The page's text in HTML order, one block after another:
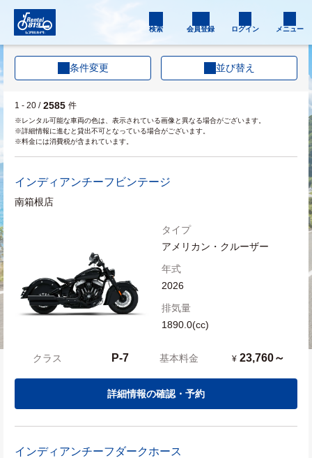
検索 会員登録 ログイン メニュー
条件変更 並び替え
1 - 20 / 2585 件
※レンタル可能な車両の色は、表示されている画像と異なる場合がございます。
※詳細情報に進むと貸出不可となっている場合がございます。
※料金には消費税が含まれています。
インディアンチーフビンテージ
南箱根店
タイプ
アメリカン・クルーザー
年式
2026
排気量
1890.0(cc)
クラス P-7 基本料金 ¥ 23,760～
詳細情報の確認・予約
インディアンチーフダークホース